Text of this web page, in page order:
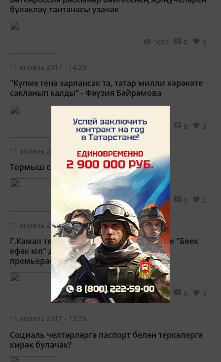
бүләкләү тантанасы узачак
1697 0 0
11 апрель 2017 - 14:20
"Күпме генә зарлансак та, татар милли хәрәкәте
сак­ланып калды" - Фәүзия Бәйрәмова
0 0
11 апрель 2017 - 14:08
Тормыш сабаклары сынавында
2764 0 2
11 апрель 2017 - 13:54
Г.Камал театрында KAZAN бию ансамбле "Бөек
ефәк юл" дип исемләнгән спектакль
премьерасын тәкъдим итәчәк
1692 0 0
11 апрель 2017 - 13:26
Социаль челтәрләргә паспорт белән теркәлергә
кирәк булачак?